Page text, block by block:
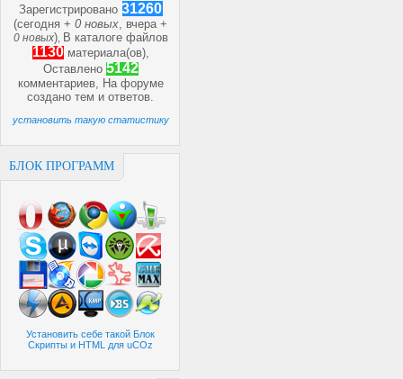
Зарегистрировано 31260
(сегодня +0 новых, вчера +
0 новых) В каталоге файлов
1130 материала(ов),
Оставлено 5142
комментариев, На форуме
созданотем иответов.
установить такую статистику
БЛОК ПРОГРАММ
Установить себе такой Блок
Скрипты и HTML для uCOz